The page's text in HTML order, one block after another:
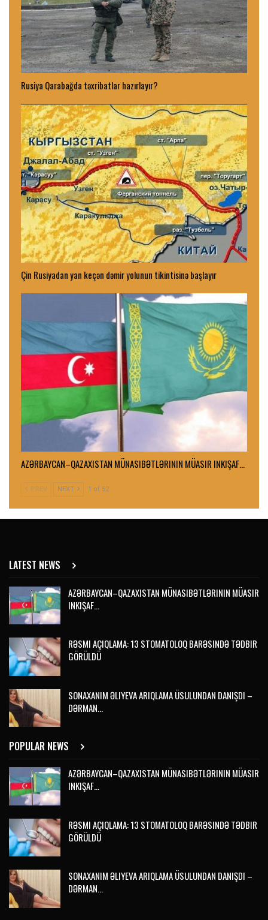
Rusiya Qarabağda təxribatlar hazırlayır?
Çin Rusiyadan yan keçən dəmir yolunun tikintisinə başlayır
AZƏRBAYCAN–QAZAXISTAN MÜNASIBƏTLƏRININ MÜASIR INKIŞAF…
PREV NEXT 1 of 52
LATEST NEWS
AZƏRBAYCAN–QAZAXISTAN MÜNASIBƏTLƏRININ MÜASIR
INKIŞAF…
RƏSMI AÇIQLAMA: 13 STOMATOLOQ BARƏSINDƏ TƏDBIR
GÖRÜLDÜ
SONAXANIM ƏLIYEVA ARIQLAMA ÜSULUNDAN DANIŞDI –
DƏRMAN…
POPULAR NEWS
AZƏRBAYCAN–QAZAXISTAN MÜNASIBƏTLƏRININ MÜASIR
INKIŞAF…
RƏSMI AÇIQLAMA: 13 STOMATOLOQ BARƏSINDƏ TƏDBIR
GÖRÜLDÜ
SONAXANIM ƏLIYEVA ARIQLAMA ÜSULUNDAN DANIŞDI –
DƏRMAN…